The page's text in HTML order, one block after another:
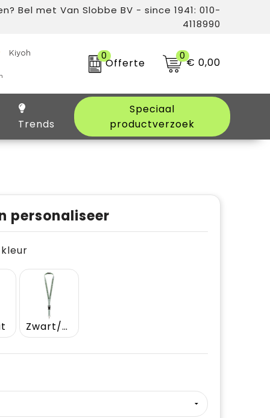
Bel met Van Slobbe BV - since 1941: 010-
4118990
0
Offerte
0€ 0,00
Trends
Speciaal
productverzoek
personaliseer
kleur
Zwart/Wit